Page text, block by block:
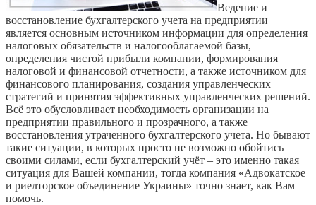
Ведение и
восстановление бухгалтерского учета на предприятии
является основным источником информации для определения
налоговых обязательств и налогооблагаемой базы,
определения чистой прибыли компании, формирования
налоговой и финансовой отчетности, а также источником для
финансового планирования, создания управленческих
стратегий и принятия эффективных управленческих решений.
Всё это обусловливает необходимость организации на
предприятии правильного и прозрачного, а также
восстановления утраченного бухгалтерского учета. Но бывают
такие ситуации, в которых просто не возможно обойтись
своими силами, если бухгалтерский учёт – это именно такая
ситуация для Вашей компании, тогда компания «Адвокатское
и риелторское объединение Украины» точно знает, как Вам
помочь.